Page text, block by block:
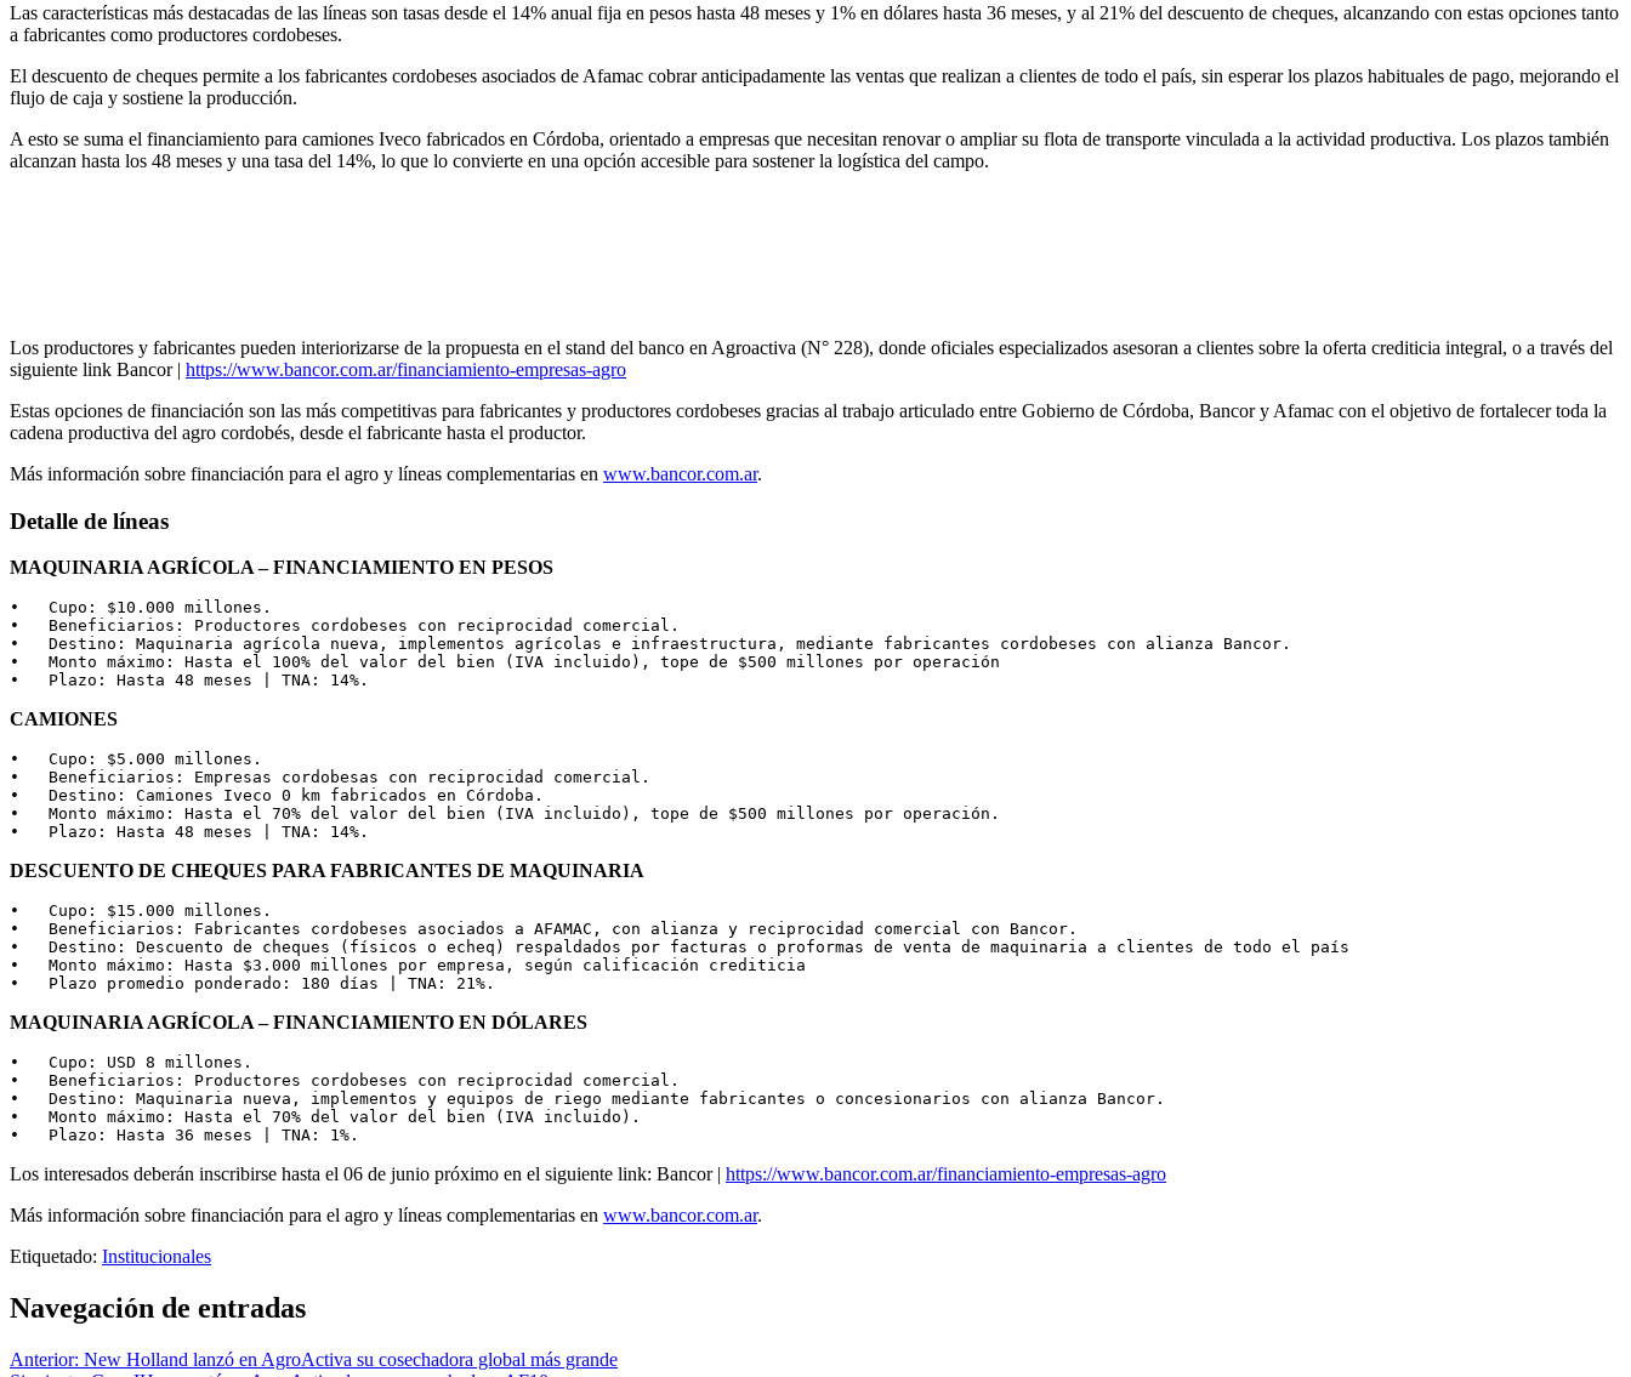
Las características más destacadas de las líneas son tasas desde el 14% anual fija en pesos hasta 48 meses y 1% en dólares hasta 36 meses, y al 21% del descuento de cheques, alcanzando con estas opciones tanto
a fabricantes como productores cordobeses.
El descuento de cheques permite a los fabricantes cordobeses asociados de Afamac cobrar anticipadamente las ventas que realizan a clientes de todo el país, sin esperar los plazos habituales de pago, mejorando el
flujo de caja y sostiene la producción.
A esto se suma el financiamiento para camiones Iveco fabricados en Córdoba, orientado a empresas que necesitan renovar o ampliar su flota de transporte vinculada a la actividad productiva. Los plazos también
alcanzan hasta los 48 meses y una tasa del 14%, lo que lo convierte en una opción accesible para sostener la logística del campo.
Los productores y fabricantes pueden interiorizarse de la propuesta en el stand del banco en Agroactiva (N° 228), donde oficiales especializados asesoran a clientes sobre la oferta crediticia integral, o a través del
siguiente link Bancor | https://www.bancor.com.ar/financiamiento-empresas-agro
Estas opciones de financiación son las más competitivas para fabricantes y productores cordobeses gracias al trabajo articulado entre Gobierno de Córdoba, Bancor y Afamac con el objetivo de fortalecer toda la
cadena productiva del agro cordobés, desde el fabricante hasta el productor.
Más información sobre financiación para el agro y líneas complementarias en www.bancor.com.ar.
Detalle de líneas
MAQUINARIA AGRÍCOLA – FINANCIAMIENTO EN PESOS
•   Cupo: $10.000 millones.
•   Beneficiarios: Productores cordobeses con reciprocidad comercial.
•   Destino: Maquinaria agrícola nueva, implementos agrícolas e infraestructura, mediante fabricantes cordobeses con alianza Bancor.
•   Monto máximo: Hasta el 100% del valor del bien (IVA incluido), tope de $500 millones por operación
•   Plazo: Hasta 48 meses | TNA: 14%.
CAMIONES
•   Cupo: $5.000 millones.
•   Beneficiarios: Empresas cordobesas con reciprocidad comercial.
•   Destino: Camiones Iveco 0 km fabricados en Córdoba.
•   Monto máximo: Hasta el 70% del valor del bien (IVA incluido), tope de $500 millones por operación.
•   Plazo: Hasta 48 meses | TNA: 14%.
DESCUENTO DE CHEQUES PARA FABRICANTES DE MAQUINARIA
•   Cupo: $15.000 millones.
•   Beneficiarios: Fabricantes cordobeses asociados a AFAMAC, con alianza y reciprocidad comercial con Bancor.
•   Destino: Descuento de cheques (físicos o echeq) respaldados por facturas o proformas de venta de maquinaria a clientes de todo el país
•   Monto máximo: Hasta $3.000 millones por empresa, según calificación crediticia
•   Plazo promedio ponderado: 180 días | TNA: 21%.
MAQUINARIA AGRÍCOLA – FINANCIAMIENTO EN DÓLARES
•   Cupo: USD 8 millones.
•   Beneficiarios: Productores cordobeses con reciprocidad comercial.
•   Destino: Maquinaria nueva, implementos y equipos de riego mediante fabricantes o concesionarios con alianza Bancor.
•   Monto máximo: Hasta el 70% del valor del bien (IVA incluido).
•   Plazo: Hasta 36 meses | TNA: 1%.
Los interesados deberán inscribirse hasta el 06 de junio próximo en el siguiente link: Bancor | https://www.bancor.com.ar/financiamiento-empresas-agro
Más información sobre financiación para el agro y líneas complementarias en www.bancor.com.ar.
Etiquetado: Institucionales
Navegación de entradas
Anterior: New Holland lanzó en AgroActiva su cosechadora global más grande